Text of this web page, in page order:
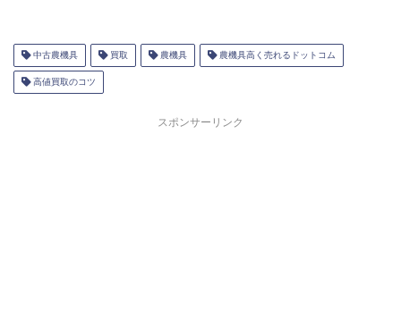
中古農機具 買取 農機具 農機具高く売れるドットコム
高値買取のコツ
スポンサーリンク